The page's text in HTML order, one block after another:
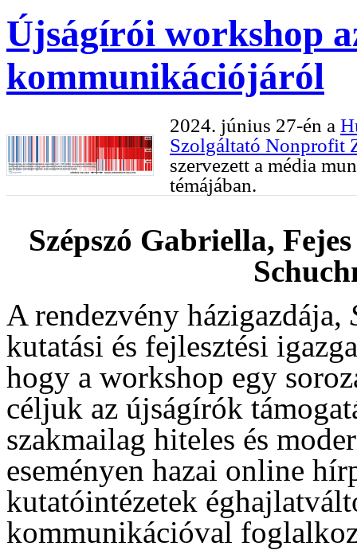
Újságírói workshop
kommunikációjáról
2024. június 27-én a
Szolgáltató Nonprofit
szervezett a média
témájában.
Szépszó Gabriella,
A rendezvény házigazdája,
kutatási és fejlesztési
hogy a workshop egy
céljuk az újságírók
szakmailag hiteles és
eseményen hazai online
kutatóintézetek
kommunikációval